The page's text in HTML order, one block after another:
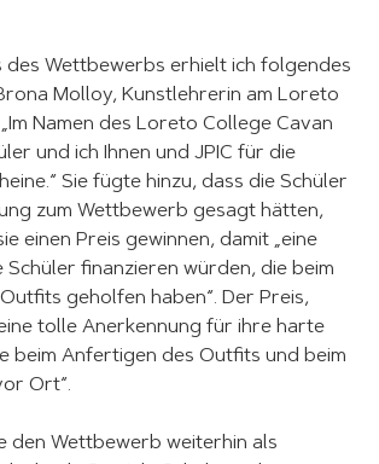
des Wettbewerbs erhielt ich folgendes
Molloy, Kunstlehrerin am Loreto
Namen des Loreto College Cavan
und ich Ihnen und JPIC für die
Sie fügte hinzu, dass die Schüler
zum Wettbewerb gesagt hätten,
einen Preis gewinnen, damit „eine
finanzieren würden, die beim
geholfen haben“. Der Preis,
tolle Anerkennung für ihre harte
beim Anfertigen des Outfits und beim
Ort“.
den Wettbewerb weiterhin als